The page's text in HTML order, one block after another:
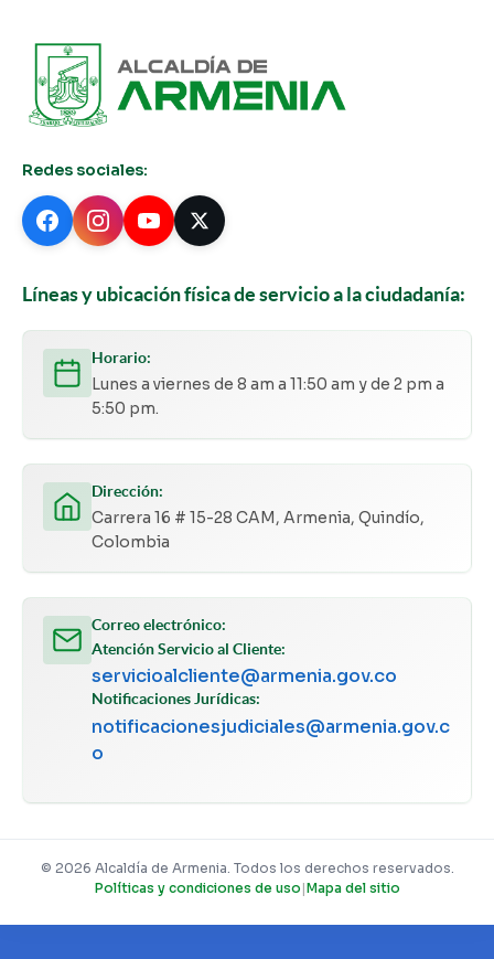
Redes sociales:
Líneas y ubicación física de servicio a la ciudadanía:
Horario:
Lunes a viernes de 8 am a 11:50 am y de 2 pm a
5:50 pm.
Dirección:
Carrera 16 # 15-28 CAM, Armenia, Quindío,
Colombia
Correo electrónico:
Atención Servicio al Cliente:
servicioalcliente@armenia.gov.co
Notificaciones Jurídicas:
notificacionesjudiciales@armenia.gov.c
o
© 2026 Alcaldía de Armenia. Todos los derechos reservados.
Políticas y condiciones de uso |Mapa del sitio